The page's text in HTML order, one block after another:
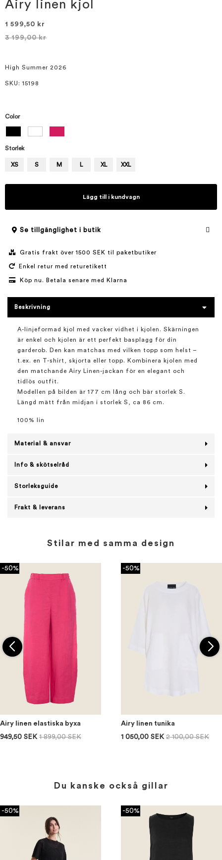
Airy linen kjol
1 599,50 kr
3 199,00 kr
High Summer 2026
SKU : 15198
Color
Storlek
XS S M L XL XXL
Lägg till i kundvagn
Se tillgänglighet i butik
Gratis frakt över 1500 SEK til paketbutiker
Enkel retur med returetikett
Köp nu. Betala senare med Klarna
Beskrivning
A-linjeformad kjol med vacker vidhet i kjolen. Skärningen
är enkel och kjolen är ett perfekt basplagg för din
garderob. Den kan matchas med vilken topp som helst –
t.ex. en T-shirt, skjorta eller topp. Kombinera kjolen med
den matchande Airy Linen-jackan för en elegant och
tidlös outfit.
Modellen på bilden är 177 cm lång och bär storlek S.
Längd mätt från midjan i storlek S, ca 86 cm.
100% lin
Material & ansvar
Info & skötselråd
Storleksguide
Frakt & leverans
Stilar med samma design
-50%
Airy linen elastiska byxa
949,50 SEK 1 899,00 SEK
-50%
Airy linen tunika
1 050,00 SEK 2 100,00 SEK
Du kanske också gillar
-50% -50%